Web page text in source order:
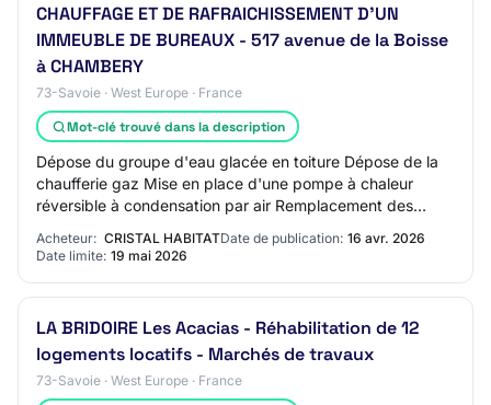
CHAUFFAGE ET DE RAFRAICHISSEMENT D'UN
IMMEUBLE DE BUREAUX - 517 avenue de la Boisse
à CHAMBERY
73-Savoie · West Europe · France
Mot-clé trouvé dans la description
Dépose du groupe d'eau glacée en toiture Dépose de la
chaufferie gaz Mise en place d'une pompe à chaleur
réversible à condensation par air Remplacement des
Acheteur: CRISTAL HABITATDate de publication: 16 avr. 2026
Date limite: 19 mai 2026
LA BRIDOIRE Les Acacias - Réhabilitation de 12
logements locatifs - Marchés de travaux
73-Savoie · West Europe · France